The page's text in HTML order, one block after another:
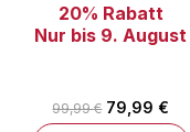
20% Rabatt
Nur bis 9. August
99,99 € 79,99 €